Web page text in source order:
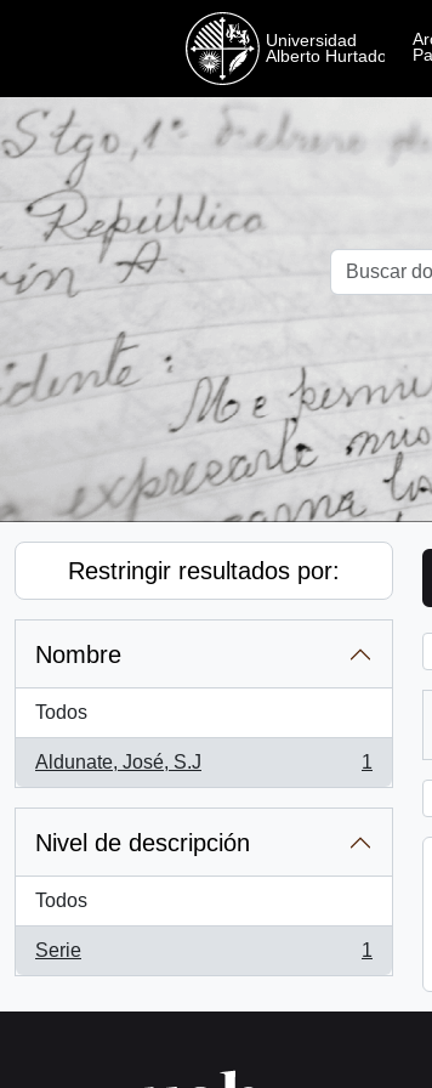
Restringir resultados por:
Nombre
Todos
Aldunate, José, S.J
, 1 resultados
1
Nivel de descripción
Todos
Serie
, 1 resultados
1